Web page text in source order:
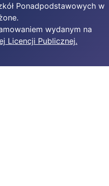
Ponadpodstawowych w
wydanym na
Licencji Publicznej.